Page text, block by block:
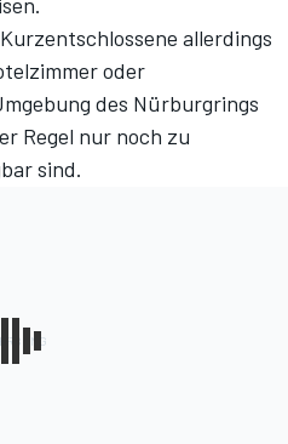
allerdings
oder
des Nürburgrings
Regel nur noch zu
sind.